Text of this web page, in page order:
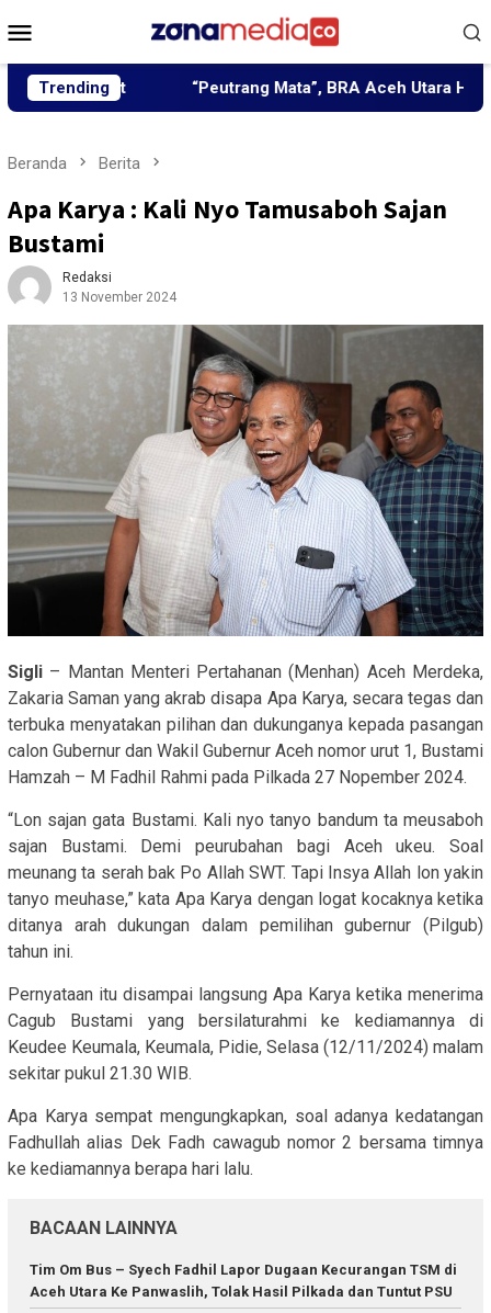
ke
Mobile
Trending“Peutrang Mata”, BRA Aceh Utara Himpun
Beranda Berita
Apa Karya : Kali Nyo Tamusaboh Sajan
Bustami
Redaksi
13 November 2024
Sigli – Mantan Menteri Pertahanan (Menhan) Aceh Merdeka,
Zakaria Saman yang akrab disapa Apa Karya, secara tegas dan
terbuka menyatakan pilihan dan dukunganya kepada pasangan
calon Gubernur dan Wakil Gubernur Aceh nomor urut 1, Bustami
Hamzah – M Fadhil Rahmi pada Pilkada 27 Nopember 2024.
“Lon sajan gata Bustami. Kali nyo tanyo bandum ta meusaboh
sajan Bustami. Demi peurubahan bagi Aceh ukeu. Soal
meunang ta serah bak Po Allah SWT. Tapi Insya Allah lon yakin
tanyo meuhase,” kata Apa Karya dengan logat kocaknya ketika
ditanya arah dukungan dalam pemilihan gubernur (Pilgub)
tahun ini.
Pernyataan itu disampai langsung Apa Karya ketika menerima
Cagub Bustami yang bersilaturahmi ke kediamannya di
Keudee Keumala, Keumala, Pidie, Selasa (12/11/2024) malam
sekitar pukul 21.30 WIB.
Apa Karya sempat mengungkapkan, soal adanya kedatangan
Fadhullah alias Dek Fadh cawagub nomor 2 bersama timnya
ke kediamannya berapa hari lalu.
BACAAN LAINNYA
Tim Om Bus – Syech Fadhil Lapor Dugaan Kecurangan TSM di
Aceh Utara Ke Panwaslih, Tolak Hasil Pilkada dan Tuntut PSU